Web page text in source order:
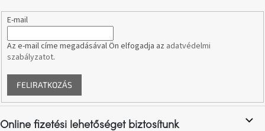
m
E-mail
Az e-mail címe megadásával Ön elfogadja az adatvédelmi
szabályzatot.
FELIRATKOZÁS
Online fizetési lehetőséget biztosítunk